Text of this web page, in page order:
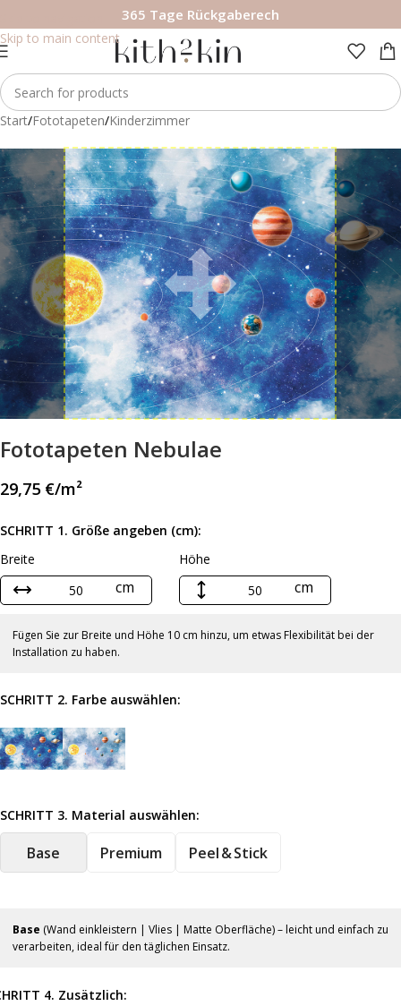
Skip to main content
365 Tage Rückgaberech
Start/Fototapeten/Kinderzimmer
Fototapeten Nebulae
29,75 €/m²
SCHRITT 1. Größe angeben (cm):
Breite
cm
Höhe
cm
Fügen Sie zur Breite und Höhe 10 cm hinzu, um etwas Flexibilität bei der
Installation zu haben.
SCHRITT 2. Farbe auswählen:
SCHRITT 3. Material auswählen:
Base Premium Peel & Stick
Base (Wand einkleistern | Vlies | Matte Oberfläche) – leicht und einfach zu
verarbeiten, ideal für den täglichen Einsatz.
4. Zusätzlich: